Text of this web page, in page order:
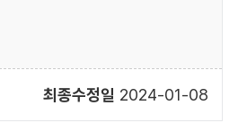
최종수정일 2024-01-08